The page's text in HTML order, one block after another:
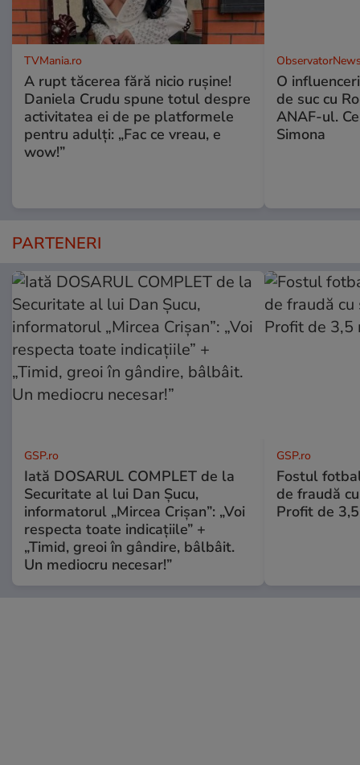
TVMania.ro
A rupt tăcerea fără nicio rușine!
Daniela Crudu spune totul despre
activitatea ei de pe platformele
pentru adulți: „Fac ce vreau, e
wow!”
O
de suc cu
ANAF-ul.
Simona
PARTENERI
GSP.ro
Iată DOSARUL COMPLET de la
Securitate al lui Dan Șucu,
informatorul „Mircea Crișan”: „Voi
respecta toate indicațiile” +
„Timid, greoi în gândire, bâlbâit.
Un mediocru necesar!”
GSP.ro
Fostul
de fraudă
Profit de